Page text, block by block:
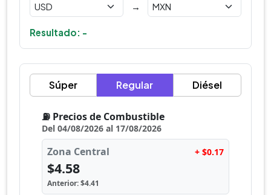
→
Resultado: -
Súper Regular Diésel